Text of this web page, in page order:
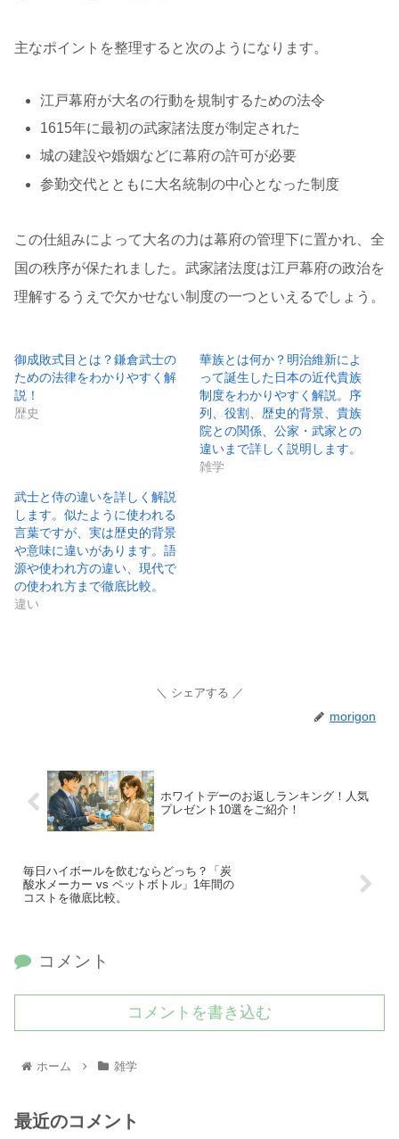
主なポイントを整理すると次のようになります。
江戸幕府が大名の行動を規制するための法令
1615年に最初の武家諸法度が制定された
城の建設や婚姻などに幕府の許可が必要
参勤交代とともに大名統制の中心となった制度
この仕組みによって大名の力は幕府の管理下に置かれ、全
国の秩序が保たれました。武家諸法度は江戸幕府の政治を
理解するうえで欠かせない制度の一つといえるでしょう。
御成敗式目とは？鎌倉武士の
ための法律をわかりやすく解
説！
歴史
華族とは何か？明治維新によ
って誕生した日本の近代貴族
制度をわかりやすく解説。序
列、役割、歴史的背景、貴族
院との関係、公家・武家との
違いまで詳しく説明します。
雑学
武士と侍の違いを詳しく解説
します。似たように使われる
言葉ですが、実は歴史的背景
や意味に違いがあります。語
源や使われ方の違い、現代で
の使われ方まで徹底比較。
違い
シェアする
morigon
ホワイトデーのお返しランキング！人気
プレゼント10選をご紹介！
毎日ハイボールを飲むならどっち？「炭
酸水メーカー vs ペットボトル」1年間の
コストを徹底比較。
コメント
コメントを書き込む
ホーム 雑学
最近のコメント